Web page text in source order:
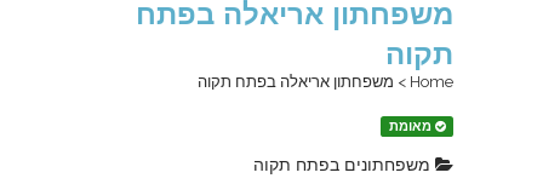
משפחתון אריאלה בפתח
תקוה
Home
> משפחתון אריאלה בפתח תקוה
מאומת
משפחתונים בפתח תקוה